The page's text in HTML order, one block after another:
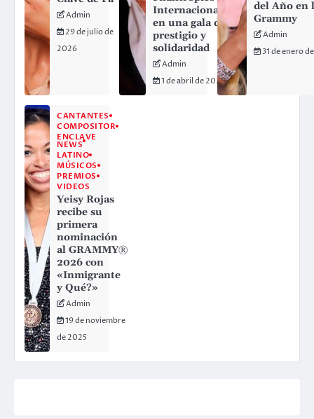
Admin
29 de julio de
2026
Internacional”
en una gala de
prestigio y
solidaridad
Admin
1 de abril de 2026
del Año en
Grammy
Admin
31 de enero
CANTANTES
COMPOSITOR
ENCLAVE
NEWS
LATINO
MÚSICOS
PREMIOS
VIDEOS
Yeisy Rojas
recibe su
primera
nominación
al GRAMMY®
2026 con
«Inmigrante
y Qué?»
Admin
19 de noviembre
de 2025